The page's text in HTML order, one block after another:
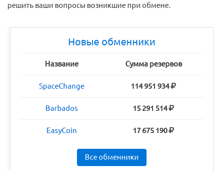
решить ваши вопросы возникшие при обмене.
Новые обменники
Название Сумма резервов
SpaceChange 114 951 934
Barbados 15 291 514
EasyCoin 17 675 190
Все обменники